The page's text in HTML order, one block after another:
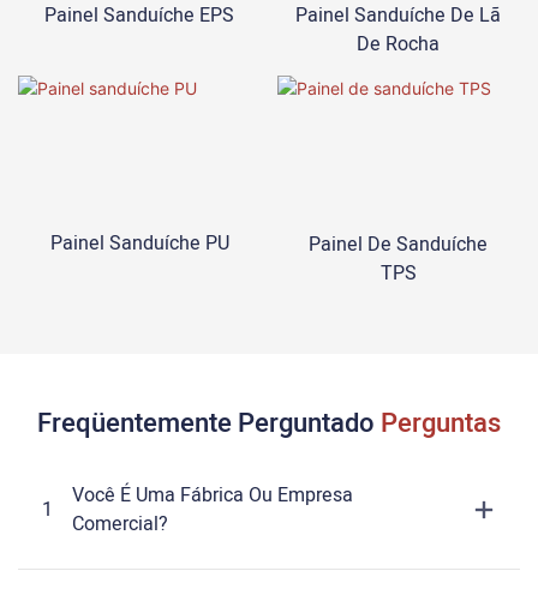
Painel Sanduíche EPS
Painel Sanduíche De Lã
De Rocha
Painel Sanduíche PU
Painel De Sanduíche
TPS
Freqüentemente Perguntado Perguntas
1
Você É Uma Fábrica Ou Empresa
Comercial?